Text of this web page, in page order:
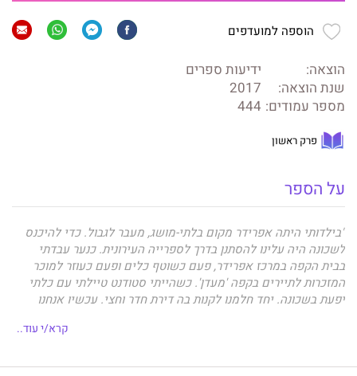
הוספה למועדפים
הוצאה:
ידיעות ספרים
שנת הוצאה:
2017
מספר עמודים: 444
פרק ראשון
על הספר
"בילדותי היתה אפרידר מקום בלתי-מושג, מעבר לגבול. כדי להיכנס
לשכונה היה עלינו להסתנן בדרך לספרייה העירונית. כנער עבדתי
בבית הקפה במרכז אפרידר, פעם כשוטף כלים ופעם כעוזר למוכר
המזכרות לתיירים בקפה 'מעדן'. כשהייתי סטודנט טיילתי עם כלתי
יפעת בשכונה. יחד חלמנו לקנות בה דירת חדר וחצי. עכשיו אנחנו
קרא/י עוד..